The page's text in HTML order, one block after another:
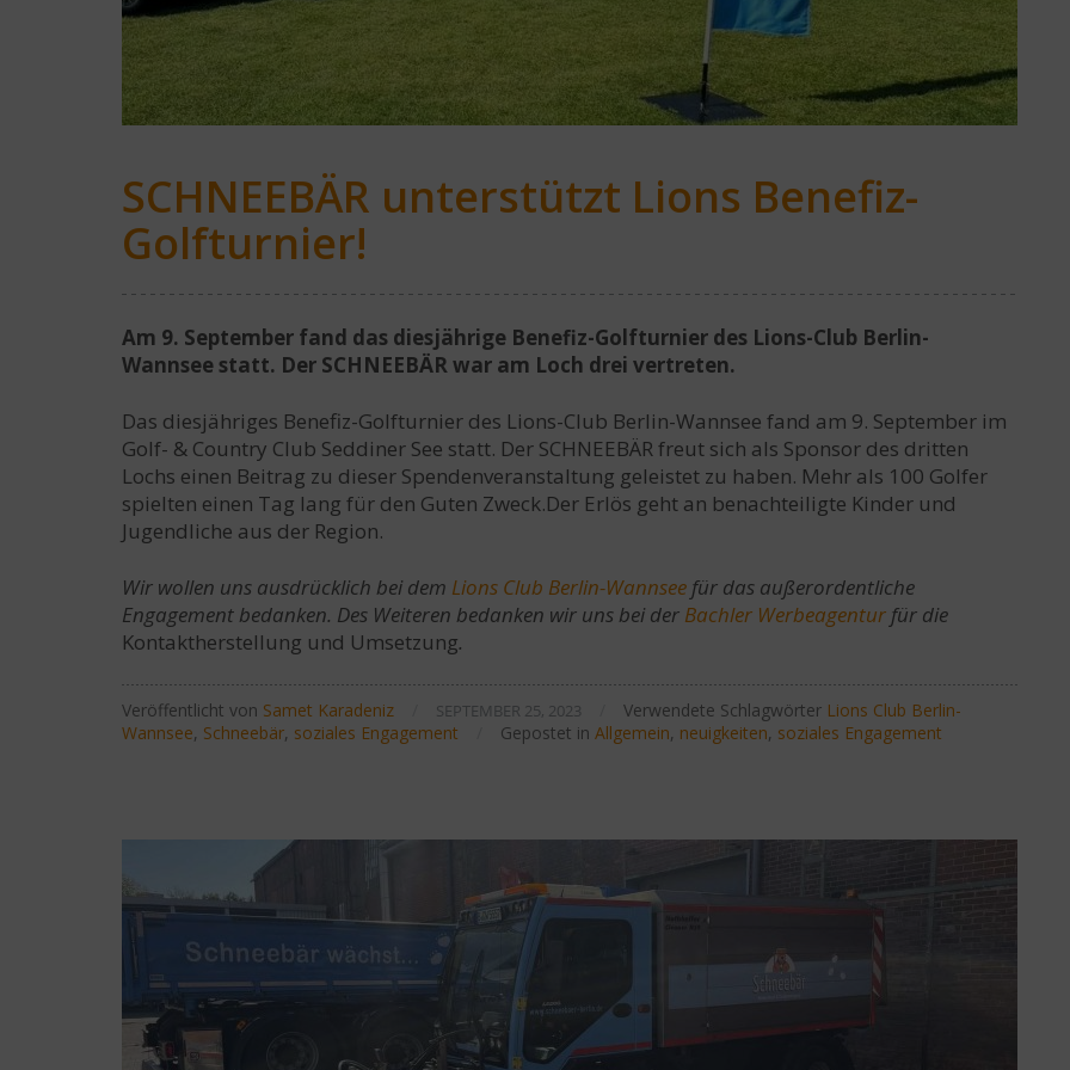
SCHNEEBÄR unterstützt Lions Benefiz-
Golfturnier!
Am 9. September fand das diesjährige Benefiz-Golfturnier des Lions-Club Berlin-
Wannsee statt. Der SCHNEEBÄR war am Loch drei vertreten.
Das diesjähriges Benefiz-Golfturnier des Lions-Club Berlin-Wannsee fand am 9. September im
Golf- & Country Club Seddiner See statt. Der SCHNEEBÄR freut sich als Sponsor des dritten
Lochs einen Beitrag zu dieser Spendenveranstaltung geleistet zu haben. Mehr als 100 Golfer
spielten einen Tag lang für den Guten Zweck.Der Erlös geht an benachteiligte Kinder und
Jugendliche aus der Region.
Wir wollen uns ausdrücklich bei dem Lions Club Berlin-Wannsee für das außerordentliche
Engagement bedanken. Des Weiteren bedanken wir uns bei der Bachler Werbeagentur für die
Kontaktherstellung und Umsetzung.
Veröffentlicht von Samet Karadeniz SEPTEMBER 25, 2023 Verwendete Schlagwörter Lions Club Berlin-
Wannsee, Schneebär, soziales Engagement Gepostet in Allgemein, neuigkeiten, soziales Engagement